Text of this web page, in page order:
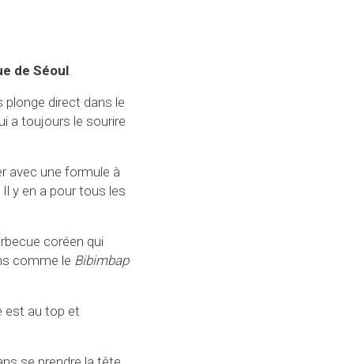
de Séoul
plonge direct dans le
a toujours le sourire
avec une formule à
y en a pour tous les
coréen qui
comme le Bibimbap
est au top et